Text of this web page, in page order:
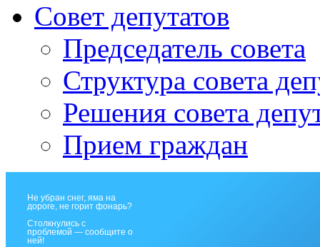
Совет депутатов
Председатель совета
Структура совета
Решения совета
Прием граждан
Не убран снег, яма на
дороге, не горит фонарь?
Столкнулись с
проблемой — сообщите о
ней!